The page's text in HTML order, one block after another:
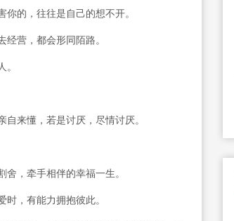
的，往往是自己的想不开。
营，都会形同陌路。
。
来懂，若是讨厌，尽情讨厌。
，牵手相伴的幸福一生。
，有能力拥抱彼此。